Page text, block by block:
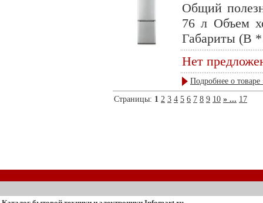
Общий
76 л Объем
Габариты (В
Нет
Подробнее о товаре
Страницы: 1 2 3 4 5 6 7 8 9 10 » ... 17